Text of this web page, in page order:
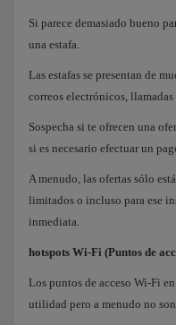
Si parece demasiado bueno
una estafa.
Las estafas se presentan de
correos electrónicos,
Sospecha si te ofrecen una
si es necesario efectuar un
A menudo, las ofertas sólo
limitados o incluso para ese
inmediata.
hotspots Wi-Fi (Puntos de
Los puntos de acceso Wi-Fi
utilidad pero a menudo no son